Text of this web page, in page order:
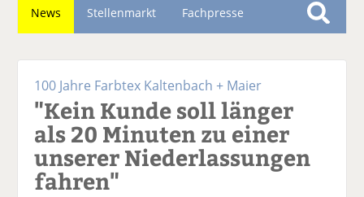
News Stellenmarkt Fachpresse
S
100 Jahre Farbtex Kaltenbach + Maier
"Kein Kunde soll länger
als 20 Minuten zu einer
unserer Niederlassungen
fahren"